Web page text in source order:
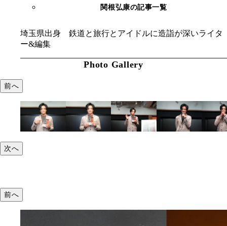
関根弘康の記事一覧
埼玉県出身 鉄道と旅行とアイドルに造詣が深いライタ
ー&編集
Photo Gallery
前へ
次へ
前へ